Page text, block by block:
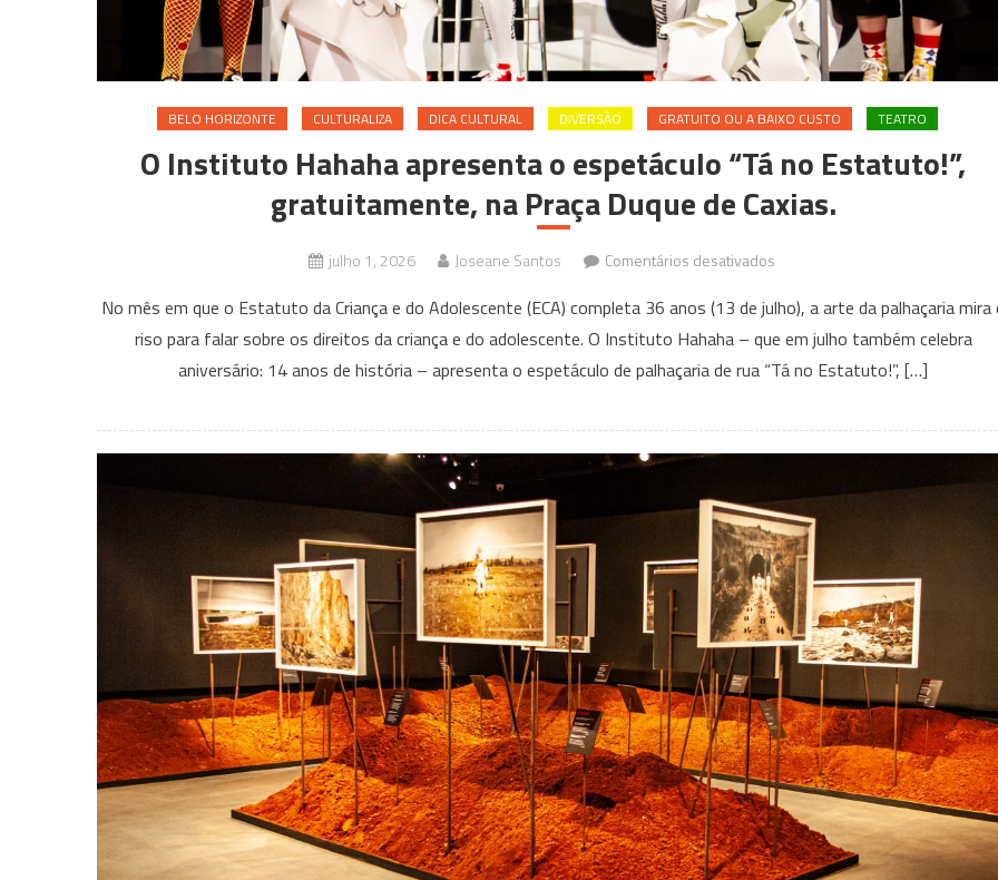
BELO HORIZONTE CULTURALIZA DICA CULTURAL DIVERSÃO GRATUITO OU A BAIXO CUSTO TEATRO
O Instituto Hahaha apresenta o espetáculo “Tá no Estatuto!”,
gratuitamente, na Praça Duque de Caxias.
julho 1, 2026 Joseane Santos Comentários desativados
Instituto
Hahaha
apresenta
espetáculo
“Tá
Estatuto!”,
gratuitamente,
na
Praça
Duque
de
Caxias.
No mês em que o Estatuto da Criança e do Adolescente (ECA) completa 36 anos (13 de julho), a arte da palhaçaria mira
riso para falar sobre os direitos da criança e do adolescente. O Instituto Hahaha – que em julho também celebra
aniversário: 14 anos de história – apresenta o espetáculo de palhaçaria de rua “Tá no Estatuto!”, […]